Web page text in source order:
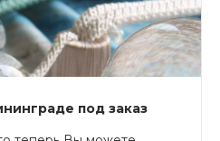
под заказ